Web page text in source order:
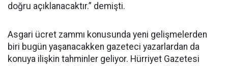
doğru açıklanacaktır.” demişti.
Asgari ücret zammı konusunda yeni gelişmelerden
biri bugün yaşanacakken gazeteci yazarlardan da
konuya ilişkin tahminler geliyor. Hürriyet Gazetesi